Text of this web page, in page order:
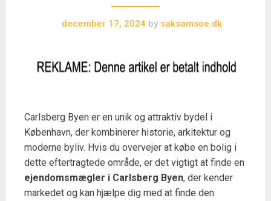
december 17, 2024 bysaksamsoe.dk
Carlsberg Byen er en unik og attraktiv bydel i
København, der kombinerer historie, arkitektur og
moderne byliv. Hvis du overvejer at købe en bolig i
dette eftertragtede område, er det vigtigt at finde en
ejendomsmægler i Carlsberg Byen, der kender
markedet og kan hjælpe dig med at finde den